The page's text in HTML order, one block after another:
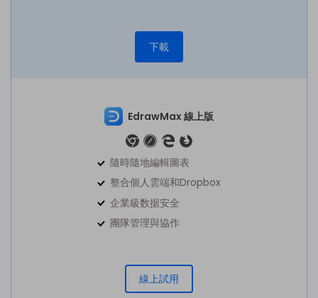
下載
EdrawMax 線上版
隨時隨地編輯圖表
整合個人雲端和Dropbox
企業級数据安全
團隊管理與協作
線上試用